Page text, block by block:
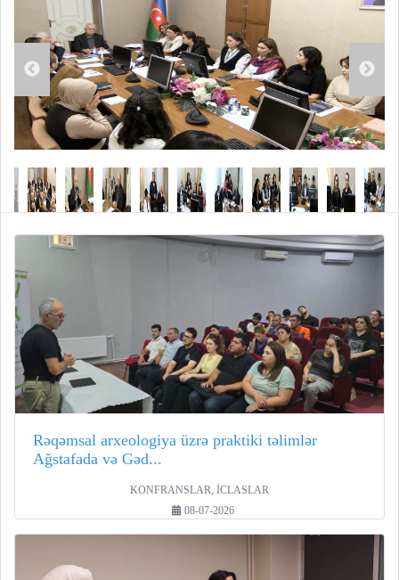
Rəqəmsal arxeologiya üzrə praktiki təlimlər
Ağstafada və Gəd...
KONFRANSLAR, İCLASLAR
08-07-2026